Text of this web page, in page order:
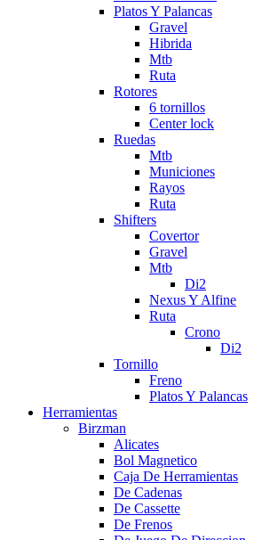
Platos Y Palancas
Gravel
Hibrida
Mtb
Ruta
Rotores
6 tornillos
Center lock
Ruedas
Mtb
Municiones
Rayos
Ruta
Shifters
Covertor
Gravel
Mtb
Di2
Nexus Y Alfine
Ruta
Crono
Di2
Tornillo
Freno
Platos Y Palancas
Herramientas
Birzman
Alicates
Bol Magnetico
Caja De Herramientas
De Cadenas
De Cassette
De Frenos